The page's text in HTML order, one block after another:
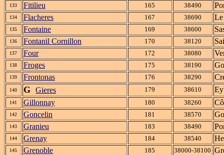
133 Fitilieu 165 38490
134 Flacheres 167 38690 Le
135 Fontaine 169 38600
136 Fontanil Cornillon 170 38120
137 Four 172 38080
138 Froges 175 38190
139 Frontonas 176 38290
140 G Gieres 179 38610
141 Gillonnay 180 38260
142 Goncelin 181 38570
143 Granieu 183 38490
144 Grenay 184 38540
145 Grenoble 185 38000-38100